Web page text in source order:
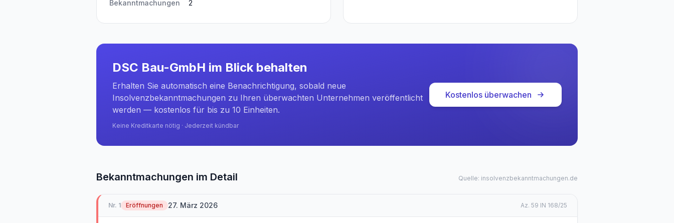
Bekanntmachungen
2
DSC Bau-GmbH im Blick behalten
Erhalten Sie automatisch eine Benachrichtigung, sobald neue
Insolvenzbekanntmachungen zu Ihren überwachten Unternehmen veröffentlicht
werden — kostenlos für bis zu 10 Einheiten.
Keine Kreditkarte nötig · Jederzeit kündbar
Kostenlos überwachen
Bekanntmachungen im Detail Quelle: insolvenzbekanntmachungen.de
Nr. 1 Eröffnungen 27. März 2026 Az. 59 IN 168/25